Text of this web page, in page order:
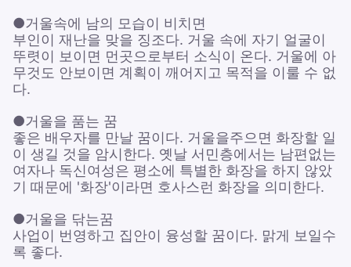
●거울속에 남의 모습이 비치면
부인이 재난을 맞을 징조다. 거울 속에 자기 얼굴이
뚜렷이 보이면 먼곳으로부터 소식이 온다. 거울에 아
무것도 안보이면 계획이 깨어지고 목적을 이룰 수 없
다.
●거울을 품는 꿈
좋은 배우자를 만날 꿈이다. 거울을주으면 화장할 일
이 생길 것을 암시한다. 옛날 서민층에서는 남편없는
여자나 독신여성은 평소에 특별한 화장을 하지 않았
기 때문에 '화장'이라면 호사스런 화장을 의미한다.
●거울을 닦는꿈
사업이 번영하고 집안이 융성할 꿈이다. 맑게 보일수
록 좋다.